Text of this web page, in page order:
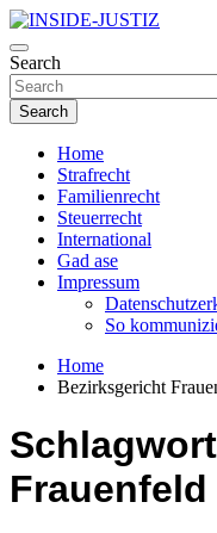
Skip
to
content
INSIDE-JUSTIZ
Investigativer
Search
Search
Home
Strafrecht
Familienrecht
Steuerrecht
International
Gad ase
Impressum
So
Home
Bezirksgericht
Frauenfeld